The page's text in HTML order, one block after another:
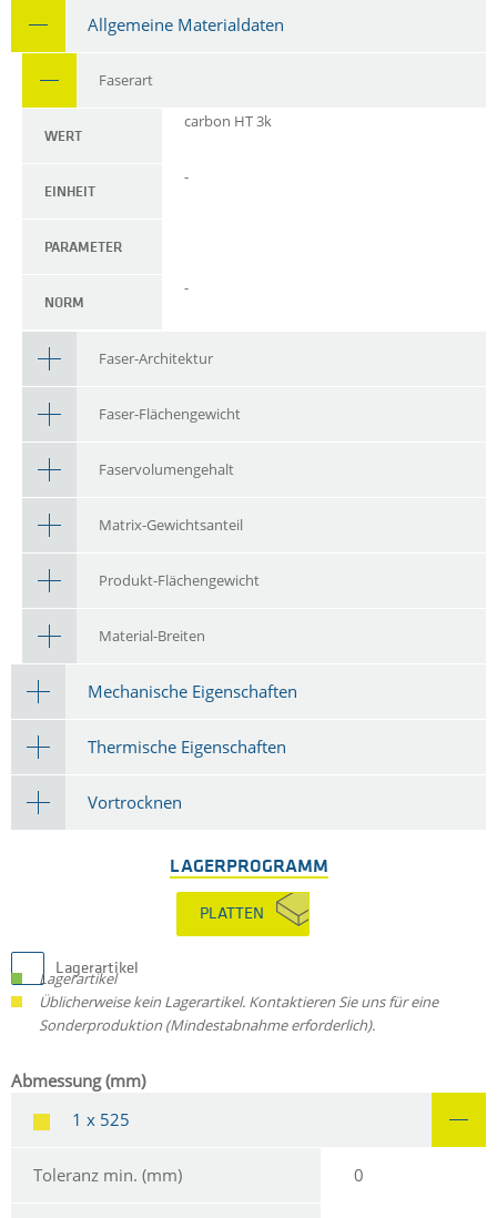
Allgemeine Materialdaten
Faserart
WERT
carbon HT 3k
EINHEIT
-
PARAMETER
NORM
-
Faser-Architektur
Faser-Flächengewicht
Faservolumengehalt
Matrix-Gewichtsanteil
Produkt-Flächengewicht
Material-Breiten
Mechanische Eigenschaften
Thermische Eigenschaften
Vortrocknen
LAGERPROGRAMM
PLATTEN
Lagerartikel
Lagerartikel
Üblicherweise kein Lagerartikel. Kontaktieren Sie uns für eine
Sonderproduktion (Mindestabnahme erforderlich).
Abmessung (mm)
1 x 525
Toleranz min. (mm) 0